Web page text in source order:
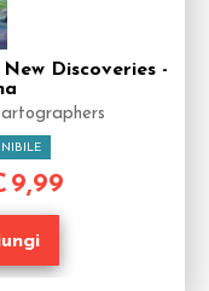
Discoveries -
9,99